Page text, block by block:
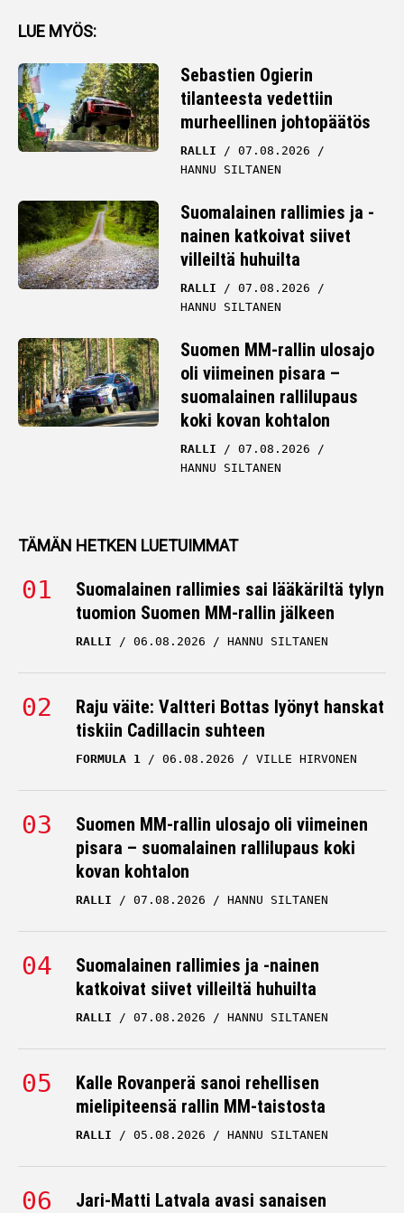
LUE MYÖS:
Sebastien Ogierin
tilanteesta vedettiin
murheellinen johtopäätös
RALLI
07.08.2026
HANNU SILTANEN
Suomalainen rallimies ja -
nainen katkoivat siivet
villeiltä huhuilta
RALLI
07.08.2026
HANNU SILTANEN
Suomen MM-rallin ulosajo
oli viimeinen pisara –
suomalainen rallilupaus
koki kovan kohtalon
RALLI
07.08.2026
HANNU SILTANEN
TÄMÄN HETKEN LUETUIMMAT
Suomalainen rallimies sai lääkäriltä tylyn
tuomion Suomen MM-rallin jälkeen
RALLI 06.08.2026 HANNU SILTANEN
Raju väite: Valtteri Bottas lyönyt hanskat
tiskiin Cadillacin suhteen
FORMULA 1 06.08.2026 VILLE HIRVONEN
Suomen MM-rallin ulosajo oli viimeinen
pisara – suomalainen rallilupaus koki
kovan kohtalon
RALLI 07.08.2026 HANNU SILTANEN
Suomalainen rallimies ja -nainen
katkoivat siivet villeiltä huhuilta
RALLI 07.08.2026 HANNU SILTANEN
Kalle Rovanperä sanoi rehellisen
mielipiteensä rallin MM-taistosta
RALLI 05.08.2026 HANNU SILTANEN
Jari-Matti Latvala avasi sanaisen